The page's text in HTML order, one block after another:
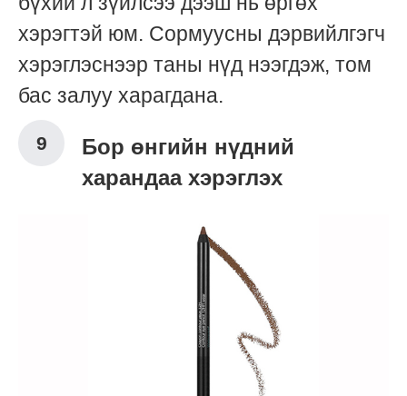
хэрэгтэй юм. Сормуусны дэрвийлгэгч
хэрэглэснээр таны нүд нээгдэж, том
бас залуу харагдана.
Бор өнгийн нүдний
харандаа хэрэглэх